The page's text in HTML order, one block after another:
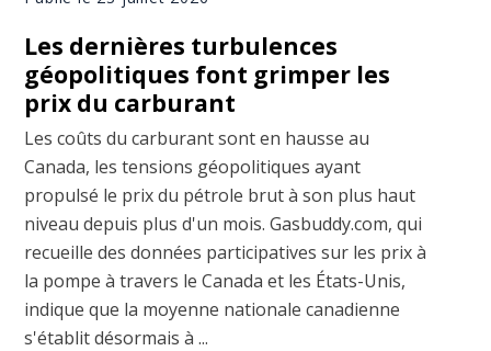
Les dernières turbulences
géopolitiques font grimper les
prix du carburant
Les coûts du carburant sont en hausse au
Canada, les tensions géopolitiques ayant
propulsé le prix du pétrole brut à son plus haut
niveau depuis plus d'un mois. Gasbuddy.com, qui
recueille des données participatives sur les prix à
la pompe à travers le Canada et les États-Unis,
indique que la moyenne nationale canadienne
s'établit désormais à ...